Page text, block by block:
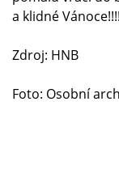
a klidné
Zdroj: HNB
Foto: Osobní